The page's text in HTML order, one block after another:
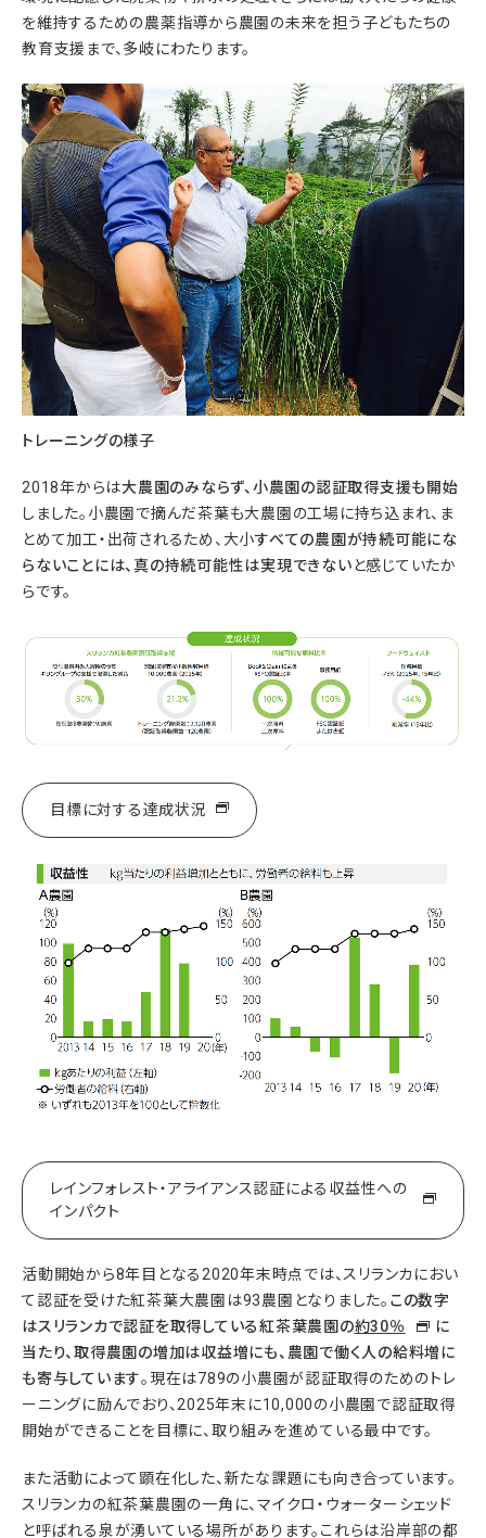
を維持するための農薬指導から農園の未来を担う子どもたちの
教育支援まで、多岐にわたります。
トレーニングの様子
2018年からは大農園のみならず、小農園の認証取得支援も開始
しました。小農園で摘んだ茶葉も大農園の工場に持ち込まれ、ま
とめて加工・出荷されるため、大小すべての農園が持続可能にな
らないことには、真の持続可能性は実現できないと感じていたか
らです。
目標に対する達成状況
レインフォレスト・アライアンス認証による収益性への
インパクト
活動開始から8年目となる2020年末時点では、スリランカにおい
て認証を受けた紅茶葉大農園は93農園となりました。 この数字
はスリランカで認証を取得している紅茶葉農園の約30％
に
当たり、取得農園の増加は収益増にも、農園で働く人の給料増に
も寄与しています。現在は789の小農園が認証取得のためのトレ
ーニングに励んでおり、2025年末に10,000の小農園で認証取得
開始ができることを目標に、取り組みを進めている最中です。
また活動によって顕在化した、新たな課題にも向き合っています。
スリランカの紅茶葉農園の一角に、マイクロ・ウォーターシェッド
と呼ばれる泉が湧いている場所があります。これらは沿岸部の都